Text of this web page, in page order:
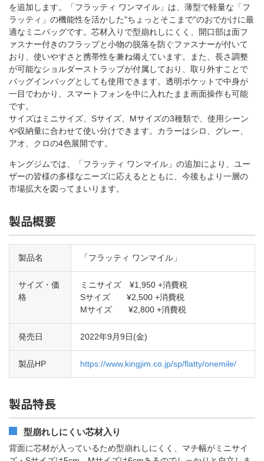
を追加します。「フラッティ ワンマイル」は、薄型で軽量な「フ
ラッティ」の機能性を活かした"ちょっとそこまで"のおでかけに最
適なミニバッグです。芯材入りで型崩れしにくく、開口部は面フ
ァスナー付きのフラップと小物の脱落を防ぐファスナーが付いて
おり、使いやすさと携帯性を兼ね備えています。また、長さ調整
が可能なショルダーストラップが付属しており、取り外すことで
バッグインバッグとしても使用できます。透明ポケットで中身が
一目でわかり、スマートフォンを中に入れたまま画面操作も可能
です。
サイズはミニサイズ、Sサイズ、Mサイズの3種類で、使用シーン
や収納量に合わせて使い分けできます。カラーはシロ、グレー、
アオ、クロの4色展開です。
キングジムでは、「フラッティ ワンマイル」の追加により、ユー
ザーの皆様の多様なニーズに応えるとともに、今後もより一層の
市場拡大を図ってまいります。
製品概要
製品名 「フラッティ ワンマイル」
サイズ・価
格
ミニサイズ ¥1,950 +消費税
Sサイズ ¥2,500 +消費税
Mサイズ ¥2,800 +消費税
発売日 2022年9月9日(金)
製品HP https://www.kingjim.co.jp/sp/flatty/onemile/
製品特長
型崩れしにくい芯材入り
背面に芯材が入っているため型崩れしにくく、マチ幅がミニサイ